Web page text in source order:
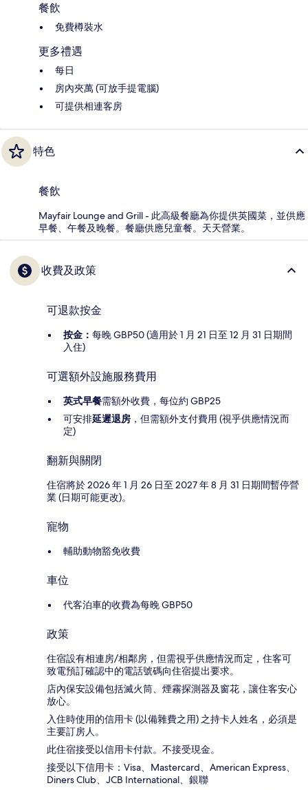
餐飲
免費樽裝水
更多禮遇
每日
房內夾萬 (可放手提電腦)
可提供相連客房
特色
餐飲
Mayfair Lounge and Grill - 此高級餐廳為你提供英國菜，並供應
早餐、午餐及晚餐。餐廳供應兒童餐。天天營業。
收費及政策
可退款按金
按金： 每晚 GBP50 (適用於 1 月 21 日至 12 月 31 日期間
入住)
可選額外設施服務費用
英式早餐需額外收費，每位約 GBP25
可安排延遲退房 ，但需額外支付費用 (視乎供應情況而
定)
翻新與關閉
住宿將於 2026 年 1 月 26 日至 2027 年 8 月 31 日期間暫停營
業 (日期可能更改)。
寵物
輔助動物豁免收費
車位
代客泊車的收費為每晚 GBP50
政策
住宿設有相連房/相鄰房，但需視乎供應情況而定，住客可
致電預訂確認中的電話號碼向住宿提出要求。
店內保安設備包括滅火筒、煙霧探測器及窗花，讓住客安心
放心。
入住時使用的信用卡 (以備雜費之用) 之持卡人姓名，必須是
主要訂房人。
此住宿接受以信用卡付款。不接受現金。
接受以下信用卡：Visa、Mastercard、American Express、
Diners Club、JCB International、銀聯